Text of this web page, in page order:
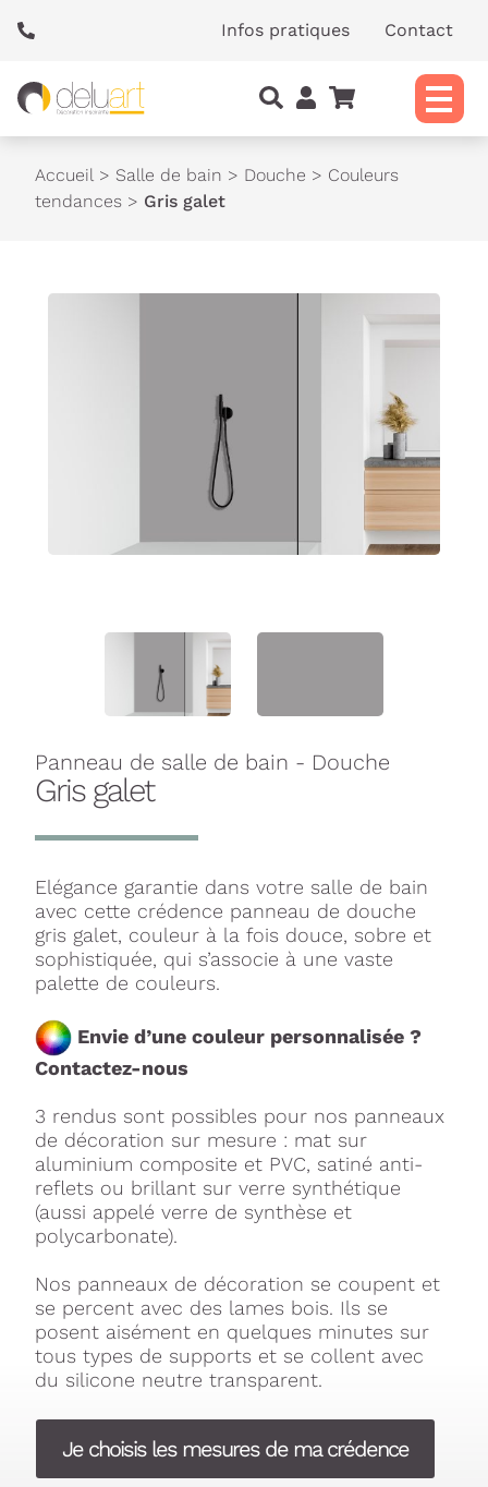
Infos pratiques Contact
Accueil > Salle de bain > Douche > Couleurs
tendances > Gris galet
Panneau de salle de bain - Douche
Gris galet
Elégance garantie dans votre salle de bain
avec cette crédence panneau de douche
gris galet, couleur à la fois douce, sobre et
sophistiquée, qui s’associe à une vaste
palette de couleurs.
Envie d’une couleur personnalisée ?
Contactez-nous
3 rendus sont possibles pour nos panneaux
de décoration sur mesure : mat sur
aluminium composite et PVC, satiné anti-
reflets ou brillant sur verre synthétique
(aussi appelé verre de synthèse et
polycarbonate).
Nos panneaux de décoration se coupent et
se percent avec des lames bois. Ils se
posent aisément en quelques minutes sur
tous types de supports et se collent avec
du silicone neutre transparent.
Je choisis les mesures de ma crédence